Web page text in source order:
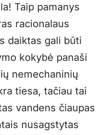
Taip pamanys
racionalaus
daiktas gali būti
kokybė panaši
nemechaninių
tiesa, tačiau tai
vandens čiaupas
nusagstytas